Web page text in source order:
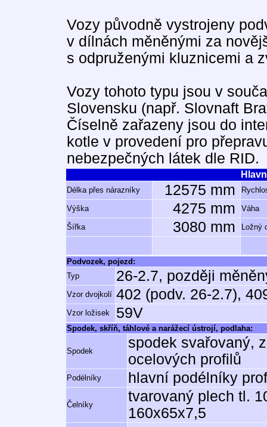
Vozy původně vystrojeny
v dílnách měněnými za
s odpruženými kluznicemi a
Vozy tohoto typu jsou v
Slovensku (např. Slovnaft
Číselně zařazeny jsou do
kotle v provedení pro
nebezpečných látek dle RID.
Délka přes nárazníky 12575 mm
Výška 4275 mm Váha
Šířka 3080 mm Ložný
Podvozek, pojezd:
Typ
26-2.7, později
Vzor dvojkolí 402 (podv. 26-2.7),
Vzor ložisek 59V
Spodek, skříň, táhlové a narážecí ústrojí, podlaha:
Spodek
spodek svařovaný,
ocelových profilů
Podélníky hlavní podélníky
Čelníky
tvarovaný plech tl.
160x65x7,5